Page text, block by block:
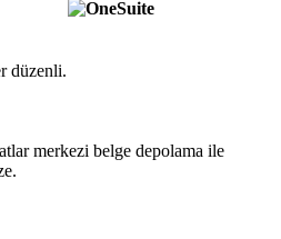
düzenli.
merkezi belge depolama ile